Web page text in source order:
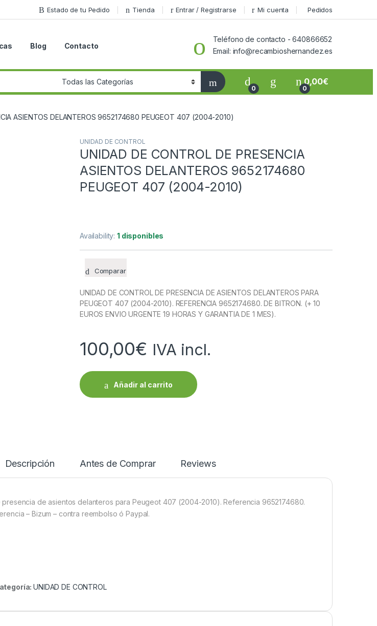
Estado de tu Pedido Tienda Entrar / Registrarse Mi cuenta Pedidos
Blog Contacto
Teléfono de contacto - 640866652
Email: info@recambioshernandez.es
0 0
0,00€
ASIENTOS DELANTEROS 9652174680 PEUGEOT 407 (2004-2010)
UNIDAD DE CONTROL
UNIDAD DE CONTROL DE PRESENCIA
ASIENTOS DELANTEROS 9652174680
PEUGEOT 407 (2004-2010)
Availability:1 disponibles
Comparar
UNIDAD DE CONTROL DE PRESENCIA DE ASIENTOS DELANTEROS PARA
PEUGEOT 407 (2004-2010). REFERENCIA 9652174680. DE BITRON. (+ 10
EUROS ENVIO URGENTE 19 HORAS Y GARANTIA DE 1 MES).
100,00€ IVA incl.
Añadir al carrito
Descripción Antes de Comprar Reviews
de asientos delanteros para Peugeot 407 (2004-2010). Referencia 9652174680.
– Bizum – contra reembolso ó Paypal.
UNIDAD DE CONTROL